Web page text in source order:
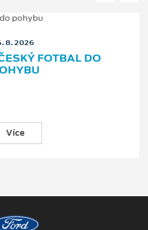
8. 2026
FOTBAL DO
Více